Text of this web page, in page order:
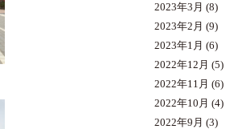
2023年3月 (8)
2023年2月 (9)
2023年1月 (6)
2022年12月 (5)
2022年11月 (6)
2022年10月 (4)
2022年9月 (3)